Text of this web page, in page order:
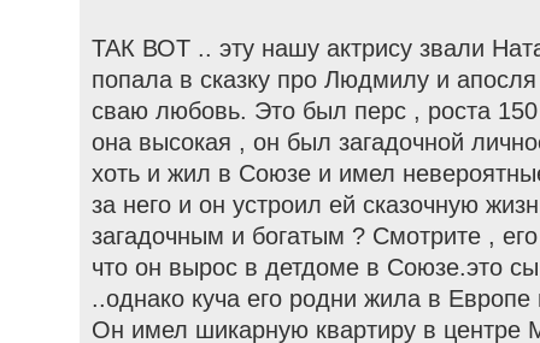
ТАК ВОТ .. эту нашу актрису звали
попала в сказку про Людмилу и апосля
сваю любовь. Это был перс , роста
она высокая , он был загадочной
хоть и жил в Союзе и имел
за него и он устроил ей сказочную
загадочным и богатым ? Смотрите ,
что он вырос в детдоме в Союзе.это
..однако куча его родни жила в
Он имел шикарную квартиру в центре